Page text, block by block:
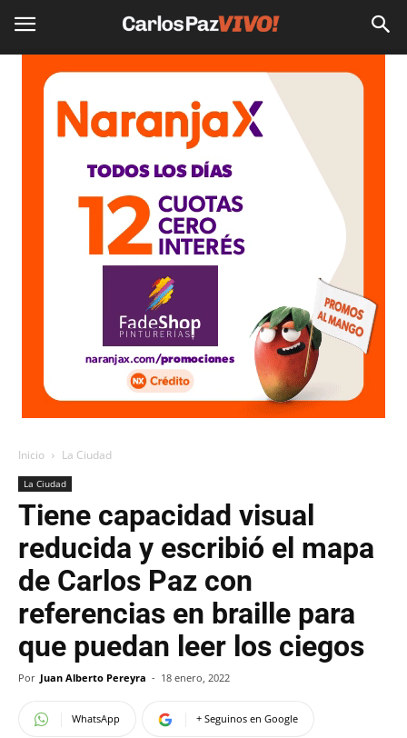
Inicio La Ciudad
La Ciudad
Tiene capacidad visual
reducida y escribió el mapa
de Carlos Paz con
referencias en braille para
que puedan leer los ciegos
Por Juan Alberto Pereyra - 18 enero, 2022
WhatsApp + Seguinos en Google